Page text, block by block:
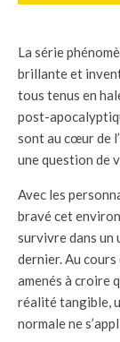
La série
brillante et
tous tenus en
post-
sont au cœur de
une question de
Avec les
bravé cet
survivre dans un
dernier. Au
amenés à croire
réalité tangible,
normale ne